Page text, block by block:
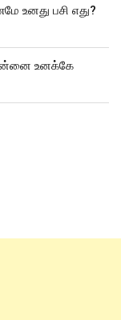
உனது பசி எது?
உனக்கே